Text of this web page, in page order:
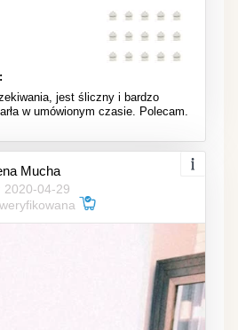
jest śliczny i bardzo
w umówionym czasie. Polecam.
Mucha
2020-04-29